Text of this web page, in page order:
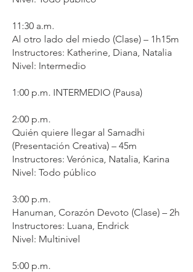
11:30 a.m.
Al otro lado del miedo (Clase) – 1h15m
Instructores: Katherine, Diana, Natalia
Nivel: Intermedio
1:00 p.m. INTERMEDIO (Pausa)
2:00 p.m.
Quién quiere llegar al Samadhi
(Presentación Creativa) – 45m
Instructores: Verónica, Natalia, Karina
Nivel: Todo público
3:00 p.m.
Hanuman, Corazón Devoto (Clase) – 2h
Instructores: Luana, Endrick
Nivel: Multinivel
5:00 p.m.